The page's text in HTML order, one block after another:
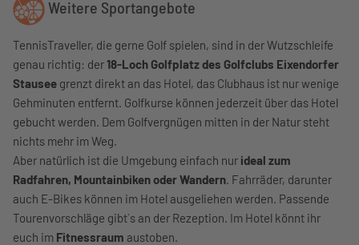
Weitere Sportangebote
TennisTraveller, die gerne Golf spielen, sind in der Wutzschleife
genau richtig: der18-Loch Golfplatz des Golfclubs Eixendorfer
Stausee grenzt direkt an das Hotel, das Clubhaus ist nur wenige
Gehminuten entfernt. Golfkurse können jederzeit über das Hotel
gebucht werden. Dem Golfvergnügen mitten in der Natur steht
nichts mehr im Weg.
Aber natürlich ist die Umgebung einfach nur ideal zum
Radfahren, Mountainbiken oder Wandern. Fahrräder, darunter
auch E-Bikes können im Hotel ausgeliehen werden. Passende
Tourenvorschläge gibt`s an der Rezeption. Im Hotel könnt ihr
euch im Fitnessraum austoben.